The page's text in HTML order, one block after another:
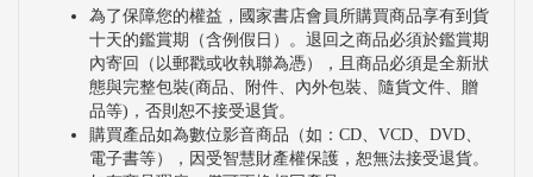
為了保障您的權益，國家書店會員所購買商品享有到貨
十天的鑑賞期（含例假日）。退回之商品必須於鑑賞期
內寄回（以郵戳或收執聯為憑），且商品必須是全新狀
態與完整包裝(商品、附件、內外包裝、隨貨文件、贈
品等)，否則恕不接受退貨。
購買產品如為數位影音商品（如：CD、VCD、DVD、
電子書等），因受智慧財產權保護，恕無法接受退貨。